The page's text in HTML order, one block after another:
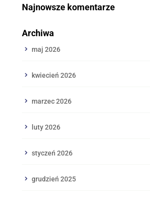
Najnowsze komentarze
Archiwa
maj 2026
kwiecień 2026
marzec 2026
luty 2026
styczeń 2026
grudzień 2025